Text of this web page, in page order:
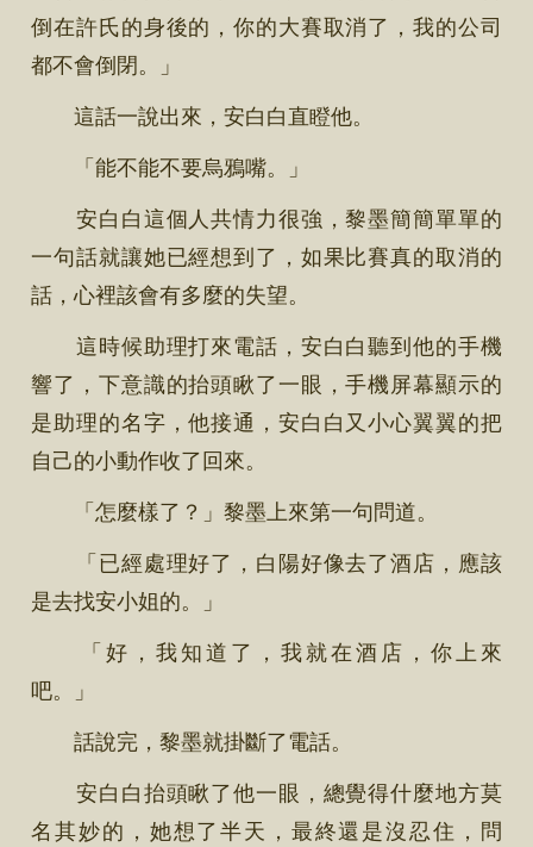
倒在許氏的身後的，你的大賽取消了，我的公司
都不會倒閉。」
這話一說出來，安白白直瞪他。
「能不能不要烏鴉嘴。」
安白白這個人共情力很強，黎墨簡簡單單的
一句話就讓她已經想到了，如果比賽真的取消的
話，心裡該會有多麼的失望。
這時候助理打來電話，安白白聽到他的手機
響了，下意識的抬頭瞅了一眼，手機屏幕顯示的
是助理的名字，他接通，安白白又小心翼翼的把
自己的小動作收了回來。
「怎麼樣了？」黎墨上來第一句問道。
「已經處理好了，白陽好像去了酒店，應該
是去找安小姐的。」
「好，我知道了，我就在酒店，你上來
吧。」
話說完，黎墨就掛斷了電話。
安白白抬頭瞅了他一眼，總覺得什麼地方莫
名其妙的，她想了半天，最終還是沒忍住，問